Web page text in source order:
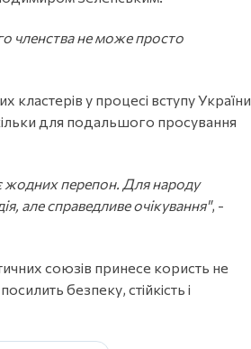
членства не може просто
у процесі вступу України
для подальшого просування
жодних перепон. Для народу
але справедливе очікування", -
союзів принесе користь не
безпеку, стійкість і